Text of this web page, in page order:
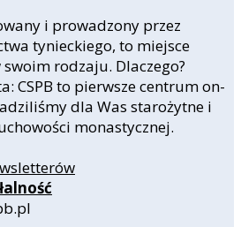
i prowadzony przez
tynieckiego, to miejsce
rodzaju. Dlaczego?
CSPB to pierwsze centrum on-
dla Was starożytne i
monastycznej.